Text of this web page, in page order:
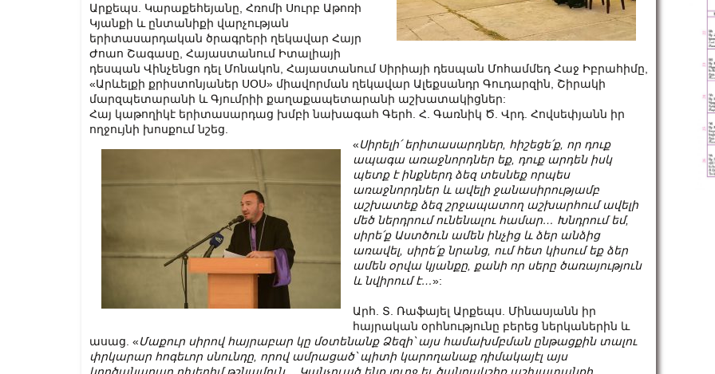
Արքեպս. Կարաքեհեյանը, Հռոմի Սուրբ Աթոռի
Կյանքի և ընտանիքի վարչության
երիտասարդական ծրագրերի ղեկավար Հայր
Ժոաո Շագասը, Հայաստանում Իտալիայի
դեսպան Վինչենցո դել Մոնակոն, Հայաստանում Սիրիայի դեսպան Մոհամմեդ Հաջ Իբրահիմը,
«Արևելքի քրիստոնյաներ ՍՕՍ» միավորման ղեկավար Ալեքսանդր Գուդարզին, Շիրակի
մարզպետարանի և Գյումրիի քաղաքապետարանի աշխատակիցներ:
Հայ կաթողիկէ երիտասարդաց խմբի նախագահ Գերհ. Հ. Գառնիկ Ծ. Վրդ. Հովսեփյանն իր
ողջույնի խոսքում նշեց.
«Սիրելի՛ երիտասարդներ, հիշեցե՛ք, որ դուք
ապագա առաջնորդներ եք, դուք արդեն իսկ
պետք է ինքներդ ձեզ տեսնեք որպես
առաջնորդներ և ավելի ջանասիրությամբ
աշխատեք ձեզ շրջապատող աշխարհում ավելի
մեծ ներդրում ունենալու համար… Խնդրում եմ,
սիրե՛ք Աստծուն ամեն ինչից և ձեր անձից
առավել, սիրե՛ք նրանց, ում հետ կիսում եք ձեր
ամեն օրվա կյանքը, քանի որ սերը ծառայություն
և նվիրում է…»:
Արհ. Տ. Ռաֆայել Արքեպս. Մինասյանն իր
հայրական օրհնությունը բերեց ներկաներին և
ասաց. «Մաքուր սիրով հայրաբար կը մօտենանք Ձեզի՝ այս համախմբման ընթացքին տալու
փրկարար հոգեւոր սնունդը որով ամրացած՝ պիտի կարողանաք դիմակայէլ այս